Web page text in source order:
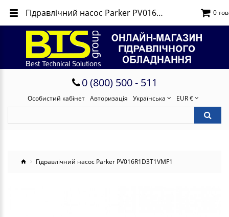
0 (800) 500 - 511
Особистий кабінет Авторизація Українська EUR €
0
Гідравлічний насос Parker PV016R1D3T1VMF1
Гідравлічний насос Parker PV016R1D3T1VMF1